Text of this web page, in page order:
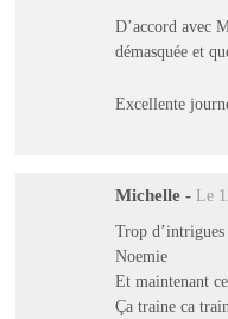
D’accord avec
démasquée et
Excellente
Michelle - Le
Trop
Noemie
Et maintenant
Ça traine ca